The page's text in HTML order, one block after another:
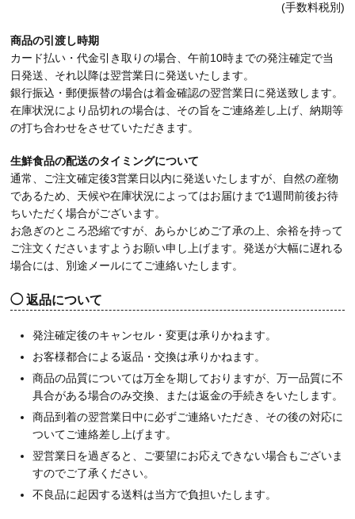
(手数料税別)
商品の引渡し時期
カード払い・代金引き取りの場合、午前10時までの発注確定で当
日発送、それ以降は翌営業日に発送いたします。
銀行振込・郵便振替の場合は着金確認の翌営業日に発送致します。
在庫状況により品切れの場合は、その旨をご連絡差し上げ、納期等
の打ち合わせをさせていただきます。
生鮮食品の配送のタイミングについて
通常、ご注文確定後3営業日以内に発送いたしますが、自然の産物
であるため、天候や在庫状況によってはお届けまで1週間前後お待
ちいただく場合がございます。
お急ぎのところ恐縮ですが、あらかじめご了承の上、余裕を持って
ご注文くださいますようお願い申し上げます。発送が大幅に遅れる
場合には、別途メールにてご連絡いたします。
返品について
発注確定後のキャンセル・変更は承りかねます。
お客様都合による返品・交換は承りかねます。
商品の品質については万全を期しておりますが、万一品質に不
具合がある場合のみ交換、または返金の手続きをいたします。
商品到着の翌営業日中に必ずご連絡いただき、その後の対応に
ついてご連絡差し上げます。
翌営業日を過ぎると、ご要望にお応えできない場合もございま
すのでご了承ください。
不良品に起因する送料は当方で負担いたします。